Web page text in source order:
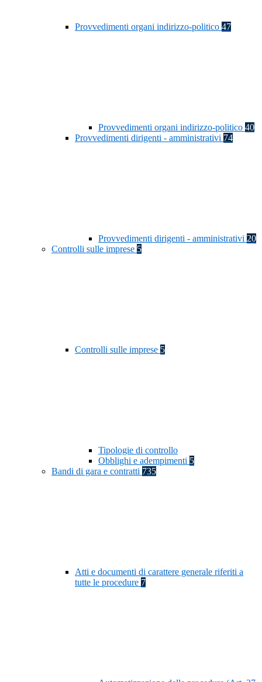
Provvedimenti organi indirizzo-politico 47
Provvedimenti organi indirizzo-politico 40
Provvedimenti dirigenti - amministrativi 74
Provvedimenti dirigenti - amministrativi 20
Controlli sulle imprese 5
Controlli sulle imprese 5
Tipologie di controllo
Obblighi e adempimenti 5
Bandi di gara e contratti 735
Atti e documenti di carattere generale riferiti a
tutte le procedure 7